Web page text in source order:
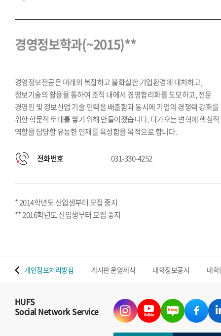
경영정보학과(~2015)**
경영정보전공은 미래의 복잡하고 불확실한 기업환경에 대처하고,
정보기술의 활용을 통하여 조직 내에서 경영합리화를 도모하고, 전문
경영인 및 정보산업 기술 인력을 배출함과 동시에 기업의 경쟁력 강화를
위한 학문적 토대를 쌓기 위해 만들어졌습니다. 다가오는 변혁에 핵심적
역할을 담당할 유능한 인재를 육성함을 목적으로 합니다.
전화번호 031-330-4252
* 2014학년도 신입생부터 모집 중지
** 2016학년도 신입생부터 모집 중지
개인정보처리방침 게시판 운영세칙 대학정보공시 대
HUFS
Social Network Service